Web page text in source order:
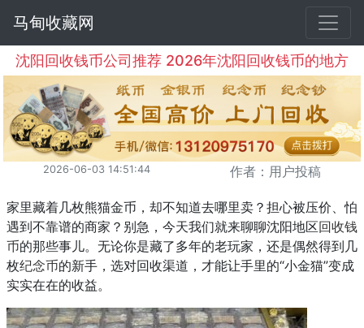
马甸收藏网
沈阳回收钱币公司推荐 2026年沈阳回收钱币的地方
2026-06-03 14:51:44 作者：用户投稿
家里藏着几枚熊猫金币，却不知道去哪里卖？担心被压价、怕
遇到不靠谱的商家？别急，今天我们就来聊聊沈阳地区回收钱
币的那些事儿。无论你是藏了多年的老玩家，还是偶然得到几
枚纪念币的新手，选对回收渠道，才能让手里的“小金猫”变成
实实在在的收益。